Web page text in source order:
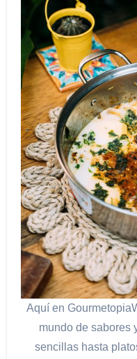
Aquí en
mundo de sabores
sencillas hasta